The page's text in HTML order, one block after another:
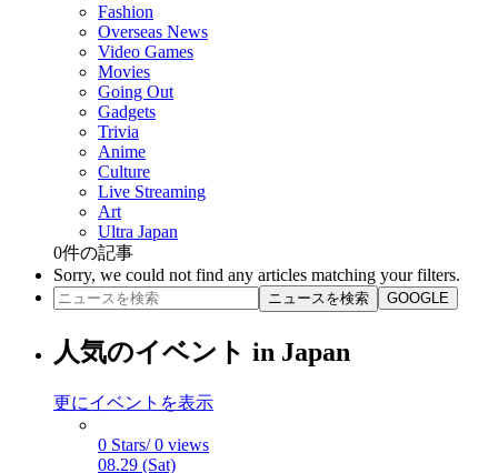
Fashion
Overseas News
Video Games
Movies
Going Out
Gadgets
Trivia
Anime
Culture
Live Streaming
Art
Ultra Japan
0件の記事
Sorry, we could not find any articles matching your filters.
ニュースを検索 GOOGLE
人気のイベント in Japan
更にイベントを表示
0 Stars/ 0 views
08.29 (Sat)